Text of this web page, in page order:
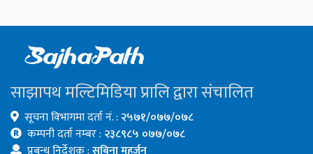
साझापथ मल्टिमिडिया प्रालि द्वारा संचालित
सूचना विभागमा दर्ता नं. : २५७१/०७७/०७८
कम्पनी दर्ता नम्बर : २३८९८५ ०७७/०७८